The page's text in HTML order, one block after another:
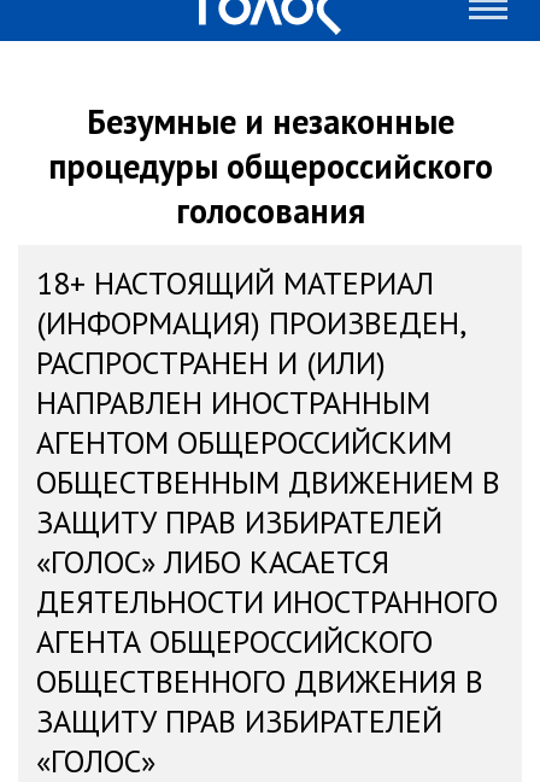
Безумные и незаконные
процедуры общероссийского
голосования
18+ НАСТОЯЩИЙ МАТЕРИАЛ
(ИНФОРМАЦИЯ) ПРОИЗВЕДЕН,
РАСПРОСТРАНЕН И (ИЛИ)
НАПРАВЛЕН ИНОСТРАННЫМ
АГЕНТОМ ОБЩЕРОССИЙСКИМ
ОБЩЕСТВЕННЫМ ДВИЖЕНИЕМ В
ЗАЩИТУ ПРАВ ИЗБИРАТЕЛЕЙ
«ГОЛОС» ЛИБО КАСАЕТСЯ
ДЕЯТЕЛЬНОСТИ ИНОСТРАННОГО
АГЕНТА ОБЩЕРОССИЙСКОГО
ОБЩЕСТВЕННОГО ДВИЖЕНИЯ В
ЗАЩИТУ ПРАВ ИЗБИРАТЕЛЕЙ
«ГОЛОС»